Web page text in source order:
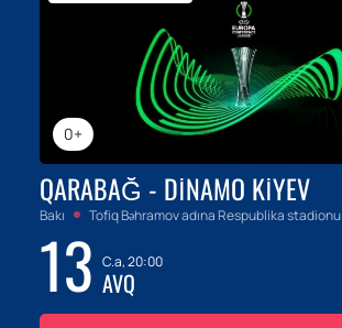
0+
QARABAĞ - DINAMO KIYEV
Bakı Tofiq Bəhramov adına Respublika stadionu
13 C.a, 20:00
AVQ